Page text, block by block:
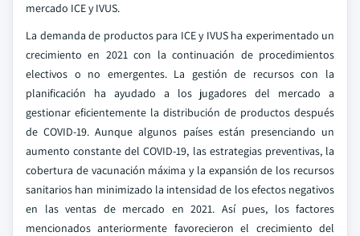
mercado ICE y IVUS.
La demanda de productos para ICE y IVUS ha experimentado un
crecimiento en 2021 con la continuación de procedimientos
electivos o no emergentes. La gestión de recursos con la
planificación ha ayudado a los jugadores del mercado a
gestionar eficientemente la distribución de productos después
de COVID-19. Aunque algunos países están presenciando un
aumento constante del COVID-19, las estrategias preventivas, la
cobertura de vacunación máxima y la expansión de los recursos
sanitarios han minimizado la intensidad de los efectos negativos
en las ventas de mercado en 2021. Así pues, los factores
mencionados anteriormente favorecieron el crecimiento del